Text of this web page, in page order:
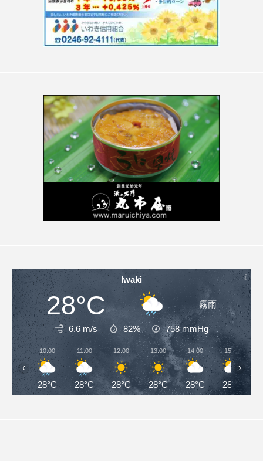
Iwaki
28°C 霧雨
6.6 m/s 82% 758mmHg
10:00
28°C
11:00
28°C
12:00
28°C
13:00
28°C
14:00
28°C
15:00
28°C
‹ ›